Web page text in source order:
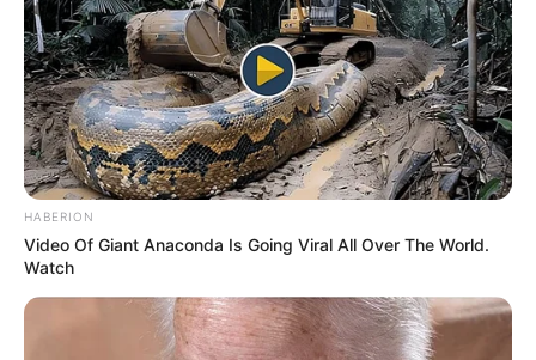
HABERION
Video Of Giant Anaconda Is Going Viral All Over The World.
Watch